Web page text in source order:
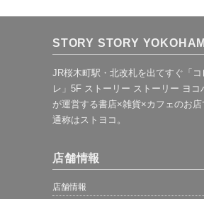
STORY STORY
JR桜木町駅・北改札を出てすぐ「コ
レ」5F ストーリー ストーリー ヨコ
が運営する書店×雑貨×カフェのお店
通称はストヨコ。
店舗情報
店舗情報